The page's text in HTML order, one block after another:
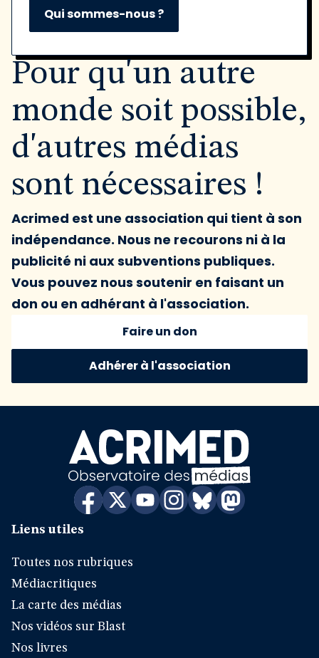
Qui sommes-nous ?
Pour qu'un autre
monde soit possible,
d'autres médias
sont nécessaires !
Acrimed est une association qui tient à son
indépendance. Nous ne recourons ni à la
publicité ni aux subventions publiques.
Vous pouvez nous soutenir en faisant un
don ou en adhérant à l'association.
Faire un don
Adhérer à l'association
Liens utiles
Toutes nos rubriques
Médiacritiques
La carte des médias
Nos vidéos sur Blast
Nos livres